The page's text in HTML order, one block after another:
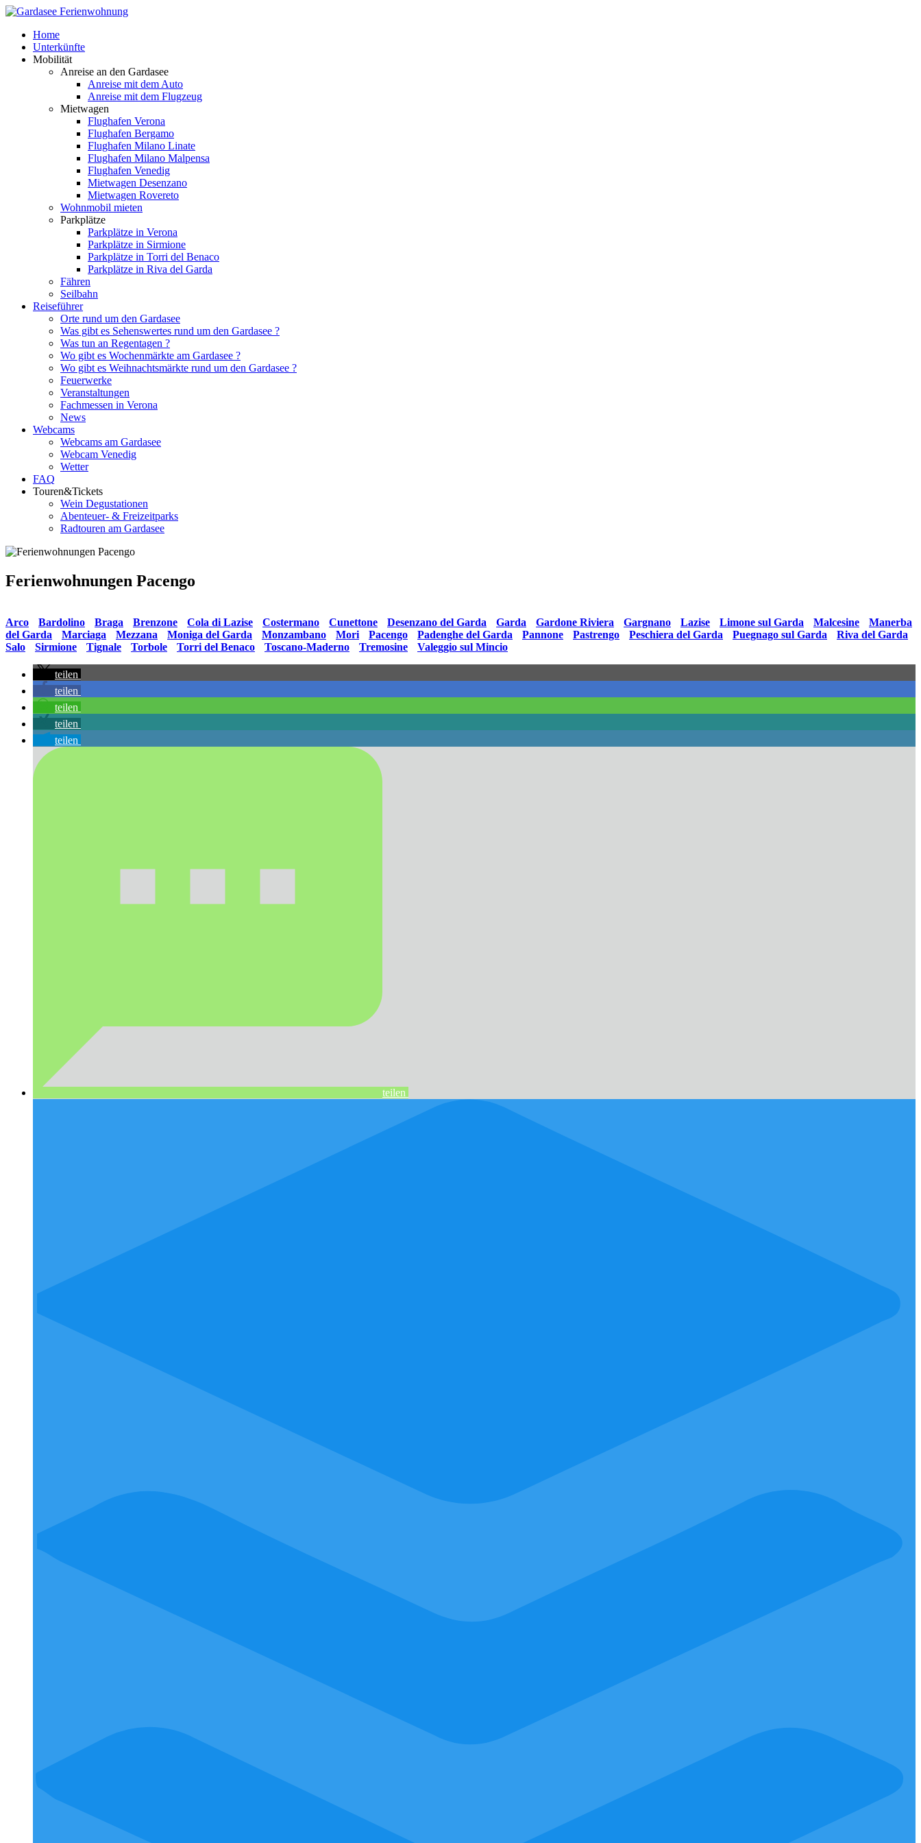
Home
Unterkünfte
Mobilität
Anreise an den Gardasee
Anreise mit dem Auto
Anreise mit dem Flugzeug
Mietwagen
Flughafen Verona
Flughafen Bergamo
Flughafen Milano Linate
Flughafen Milano Malpensa
Flughafen Venedig
Mietwagen Desenzano
Mietwagen Rovereto
Wohnmobil mieten
Parkplätze
Parkplätze in Verona
Parkplätze in Sirmione
Parkplätze in Torri del Benaco
Parkplätze in Riva del Garda
Fähren
Seilbahn
Reiseführer
Orte rund um den Gardasee
Was gibt es Sehenswertes rund um den Gardasee ?
Was tun an Regentagen ?
Wo gibt es Wochenmärkte am Gardasee ?
Wo gibt es Weihnachtsmärkte rund um den Gardasee ?
Feuerwerke
Veranstaltungen
Fachmessen in Verona
News
Webcams
Webcams am Gardasee
Webcam Venedig
Wetter
FAQ
Touren&Tickets
Wein Degustationen
Abenteuer- & Freizeitparks
Radtouren am Gardasee
Ferienwohnungen Pacengo
Arco
Bardolino Braga Brenzone Cola di Lazise Costermano Cunettone Desenzano del Garda Garda Gardone Riviera Gargnano Lazise Limone sul Garda Malcesine
Manerba
del Garda
Marciaga Mezzana Moniga del Garda Monzambano Mori Pacengo Padenghe del Garda Pannone Pastrengo Peschiera del Garda Puegnago sul Garda Riva del Garda
Salo
Sirmione Tignale Torbole Torri del Benaco Toscano-Maderno Tremosine Valeggio sul Mincio
teilen
teilen
teilen
teilen
teilen
teilen